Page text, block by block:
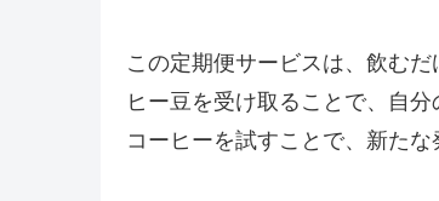
この定期便サービスは、飲む
ヒー豆を受け取ることで、自
コーヒーを試すことで、新た